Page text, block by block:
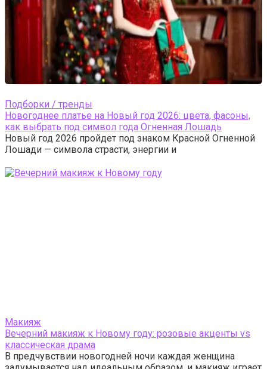
Подборки / тренды
Новогоднее платье на Новый год 2026: цвета, фасоны,
как выбрать под символ года Огненная Лошадь
Новый год 2026 пройдет под знаком Красной Огненной
Лошади — символа страсти, энергии и
Макияж
Вечерний макияж к Новому году: розовые акценты vs
классическая драма
В предчувствии новогодней ночи каждая женщина